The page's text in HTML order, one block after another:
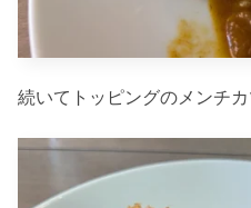
続いてトッピングのメンチカ